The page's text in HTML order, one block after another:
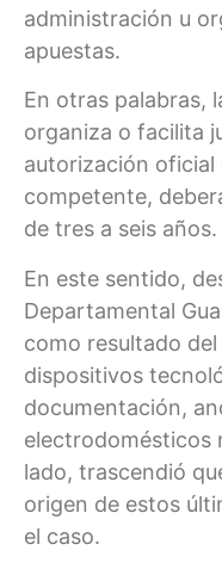
administración u
apuestas.
En otras palabras,
organiza o facilita
autorización oficial
competente,
de tres a seis años.
En este sentido,
Departamental
como resultado
dispositivos
documentación,
electrodomésticos
lado, trascendió
origen de estos
el caso.